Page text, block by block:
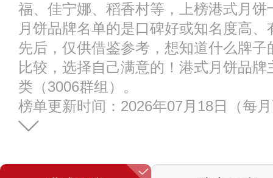
福、佳宁娜、稻香村等，上榜港式月
月饼品牌名单的是口碑好或知名度高
先后，仅供借鉴参考，想知道什么牌
比较，选择自己满意的！港式月饼品
类（3006群组）。
榜单更新时间：2026年07月18日（每